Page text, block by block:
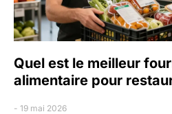
Quel est le meilleur
alimentaire pour
19 mai 2026